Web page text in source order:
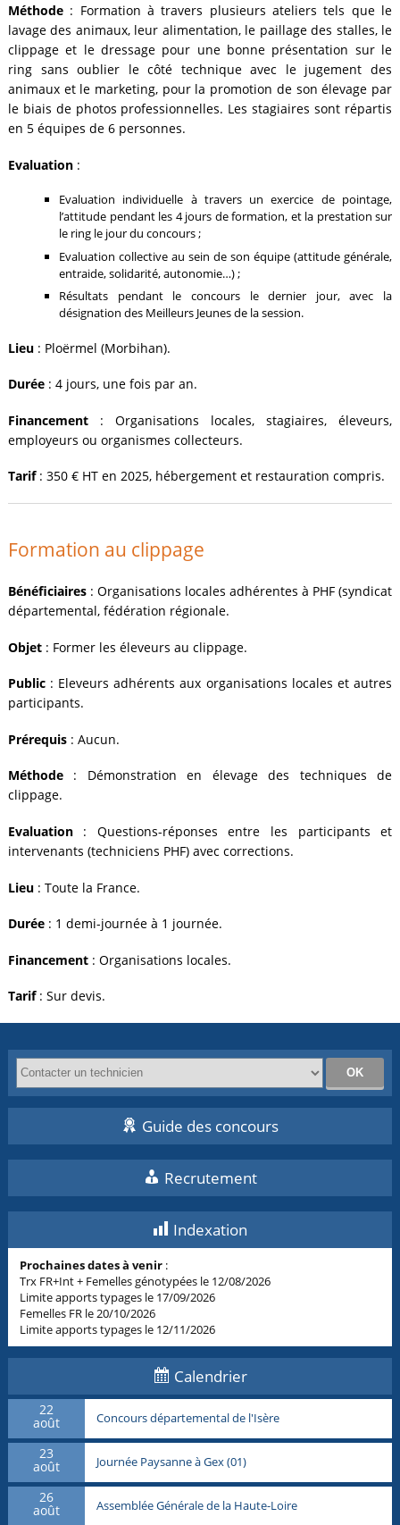
Méthode : Formation à travers plusieurs ateliers tels que le
lavage des animaux, leur alimentation, le paillage des stalles, le
clippage et le dressage pour une bonne présentation sur le
ring sans oublier le côté technique avec le jugement des
animaux et le marketing, pour la promotion de son élevage par
le biais de photos professionnelles. Les stagiaires sont répartis
en 5 équipes de 6 personnes.
Evaluation :
Evaluation individuelle à travers un exercice de pointage,
l’attitude pendant les 4 jours de formation, et la prestation sur
le ring le jour du concours ;
Evaluation collective au sein de son équipe (attitude générale,
entraide, solidarité, autonomie…) ;
Résultats pendant le concours le dernier jour, avec la
désignation des Meilleurs Jeunes de la session.
Lieu : Ploërmel (Morbihan).
Durée : 4 jours, une fois par an.
Financement : Organisations locales, stagiaires, éleveurs,
employeurs ou organismes collecteurs.
Tarif : 350 € HT en 2025, hébergement et restauration compris.
Formation au clippage
Bénéficiaires : Organisations locales adhérentes à PHF (syndicat
départemental, fédération régionale.
Objet : Former les éleveurs au clippage.
Public : Eleveurs adhérents aux organisations locales et autres
participants.
Prérequis: Aucun.
Méthode : Démonstration en élevage des techniques de
clippage.
Evaluation : Questions-réponses entre les participants et
intervenants (techniciens PHF) avec corrections.
Lieu : Toute la France.
Durée : 1 demi-journée à 1 journée.
Financement : Organisations locales.
Tarif : Sur devis.
Guide des concours
Recrutement
Indexation
Prochaines dates à venir :
Trx FR+Int + Femelles génotypées le 12/08/2026
Limite apports typages le 17/09/2026
Femelles FR le 20/10/2026
Limite apports typages le 12/11/2026
Calendrier
22
août Concours départemental de l'Isère
23
août Journée Paysanne à Gex (01)
26
août Assemblée Générale de la Haute-Loire